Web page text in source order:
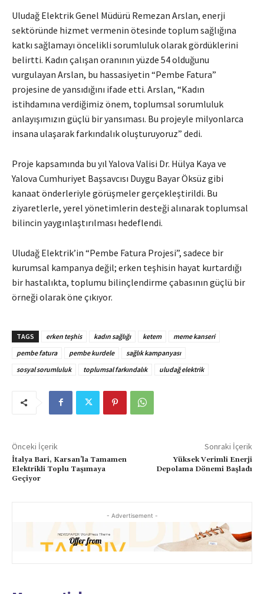
Uludağ Elektrik Genel Müdürü Remezan Arslan, enerji
sektöründe hizmet vermenin ötesinde toplum sağlığına
katkı sağlamayı öncelikli sorumluluk olarak gördüklerini
belirtti. Kadın çalışan oranının yüzde 54 olduğunu
vurgulayan Arslan, bu hassasiyetin “Pembe Fatura”
projesine de yansıdığını ifade etti. Arslan, “Kadın
istihdamına verdiğimiz önem, toplumsal sorumluluk
anlayışımızın güçlü bir yansıması. Bu projeyle milyonlarca
insana ulaşarak farkındalık oluşturuyoruz” dedi.
Proje kapsamında bu yıl Yalova Valisi Dr. Hülya Kaya ve
Yalova Cumhuriyet Başsavcısı Duygu Bayar Öksüz gibi
kanaat önderleriyle görüşmeler gerçekleştirildi. Bu
ziyaretlerle, yerel yönetimlerin desteği alınarak toplumsal
bilincin yaygınlaştırılması hedeflendi.
Uludağ Elektrik’in “Pembe Fatura Projesi”, sadece bir
kurumsal kampanya değil; erken teşhisin hayat kurtardığı
bir hastalıkta, toplumu bilinçlendirme çabasının güçlü bir
örneği olarak öne çıkıyor.
TAGS erken teşhis kadın sağlığı ketem
meme kanseri
pembe fatura
pembe kurdele
sağlık kampanyası
sosyal sorumluluk
toplumsal farkındalık uludağ elektrik
Önceki İçerik
İtalya Bari, Karsan’la Tamamen
Elektrikli Toplu Taşımaya
Geçiyor
Sonraki İçerik
Yüksek Verimli Enerji
Depolama Dönemi Başladı
- Advertisement -